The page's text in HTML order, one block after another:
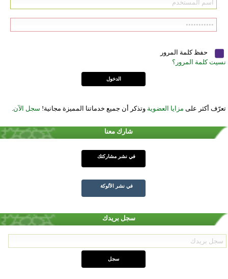
حفظ كلمة المرور
نسيت كلمة المرور؟
تعرّف أكثر على مزايا العضوية وتذكر أن جميع خدماتنا المميزة مجانية! سجل الآن
شارك معنا
في نشر مشاركتك
في نشر الألوكة
سجل بريدك